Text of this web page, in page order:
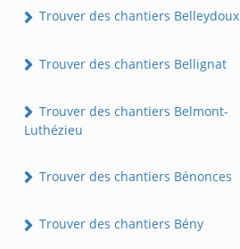
Trouver des chantiers Belleydoux
Trouver des chantiers Bellignat
Trouver des chantiers Belmont-
Luthézieu
Trouver des chantiers Bénonces
Trouver des chantiers Bény